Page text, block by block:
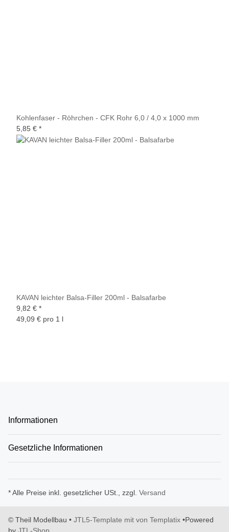
Kohlenfaser - Röhrchen - CFK Rohr 6,0 / 4,0 x 1000 mm
5,85 € *
KAVAN leichter Balsa-Filler 200ml - Balsafarbe
9,82 € *
49,09 € pro 1 l
Informationen
Gesetzliche Informationen
* Alle Preise inkl. gesetzlicher USt., zzgl. Versand
© Theil Modellbau • JTL5-Template mit von Templatix •Powered